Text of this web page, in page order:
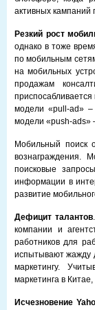
активных кампаний
Резкий рост
однако в тоже
по мобильным
на мобильных
продажам
модели «pull-ad»
модели «push-ads»
Мобильный поиск
вознаграждения.
поисковые
информации в
развитие
Дефицит талантов
компании и
работников для
испытывают жажду
маркетингу.
маркетинга в
Исчезновение